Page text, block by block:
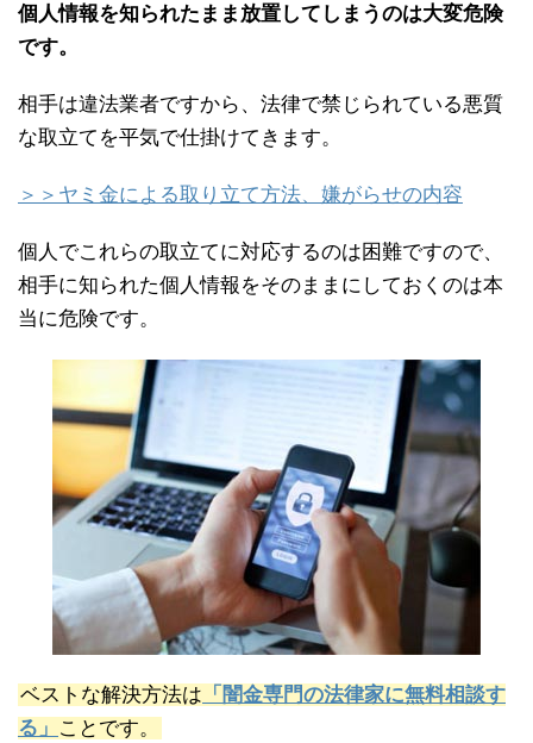
個人情報を知られたまま放置してしまうのは大変危険
です。
相手は違法業者ですから、法律で禁じられている悪質
な取立てを平気で仕掛けてきます。
＞＞ヤミ金による取り立て方法、嫌がらせの内容
個人でこれらの取立てに対応するのは困難ですので、
相手に知られた個人情報をそのままにしておくのは本
当に危険です。
ベストな解決方法は 「闇金専門の法律家に無料相談す
る」 ことです。